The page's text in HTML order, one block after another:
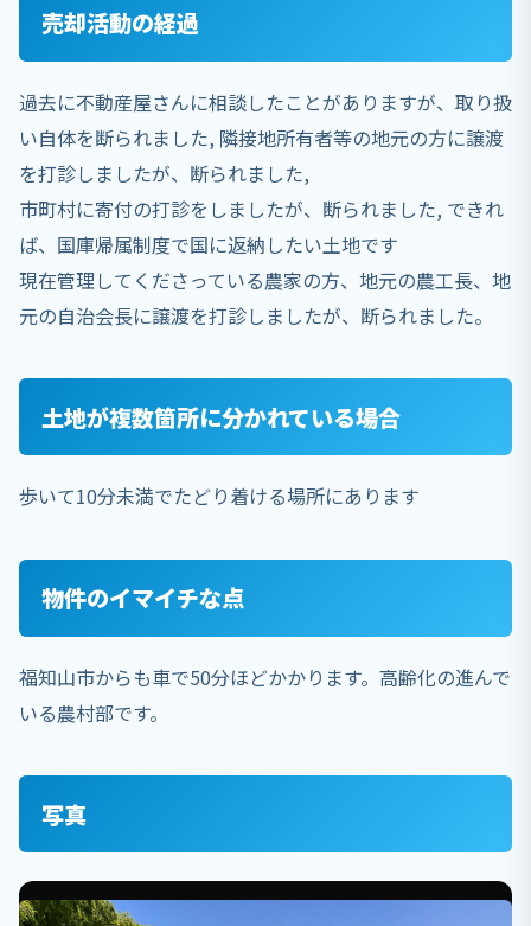
売却活動の経過
過去に不動産屋さんに相談したことがありますが、取り扱
い自体を断られました, 隣接地所有者等の地元の方に譲渡
を打診しましたが、断られました,
市町村に寄付の打診をしましたが、断られました, できれ
ば、国庫帰属制度で国に返納したい土地です
現在管理してくださっている農家の方、地元の農工長、地
元の自治会長に譲渡を打診しましたが、断られました。
土地が複数箇所に分かれている場合
歩いて10分未満でたどり着ける場所にあります
物件のイマイチな点
福知山市からも車で50分ほどかかります。高齢化の進んで
いる農村部です。
写真